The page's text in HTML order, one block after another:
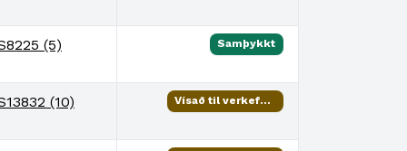
(5) Samþykkt
(10) Vísað til verkefnisstjóra